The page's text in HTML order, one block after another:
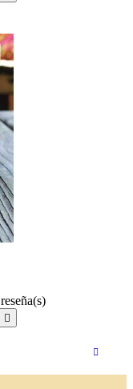
reseña(s)
